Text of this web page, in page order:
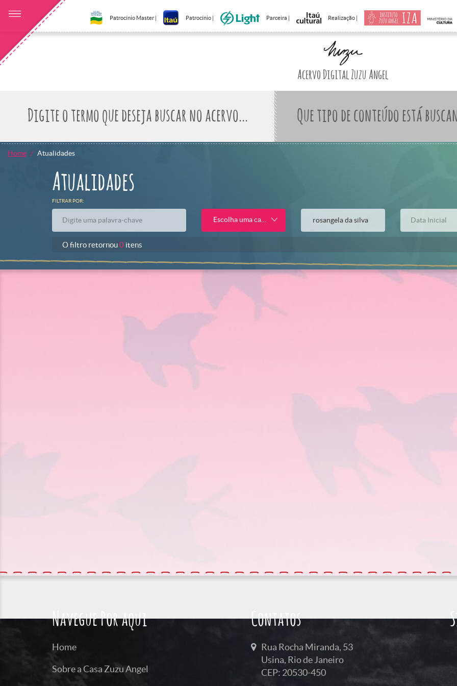
Patrocínio Master | Patrocínio | Parceira | Realização |
Acervo Digital Zuzu Angel
Que tipo de conteúdo está
Home Atualidades
Atualidades
FILTRAR POR:
Escolha uma categoria
O filtro retornou0 itens
Navegue Por aqui
Home
Sobre a Casa Zuzu Angel
Contatos
Rua Rocha Miranda, 53
Usina, Rio de Janeiro
CEP: 20530-450